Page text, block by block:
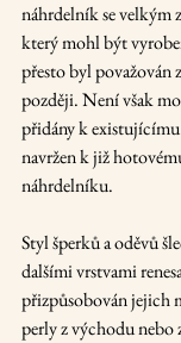
náhrdelník se velkým
který mohl být
přesto byl považován
později. Není však
přidány k
navržen k již
náhrdelníku.
Styl šperků a oděvů
dalšími vrstvami
přizpůsobován jejich
perly z východu